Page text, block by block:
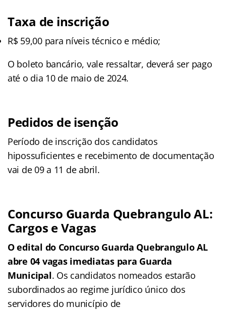
Taxa de inscrição
R$ 59,00 para níveis técnico e médio;
O boleto bancário, vale ressaltar, deverá ser pago
até o dia 10 de maio de 2024.
Pedidos de isenção
Período de inscrição dos candidatos
hipossuficientes e recebimento de documentação
vai de 09 a 11 de abril.
Concurso Guarda Quebrangulo AL:
Cargos e Vagas
O edital do Concurso Guarda Quebrangulo AL
abre 04 vagas imediatas para Guarda
Municipal. Os candidatos nomeados estarão
subordinados ao regime jurídico único dos
servidores do município de